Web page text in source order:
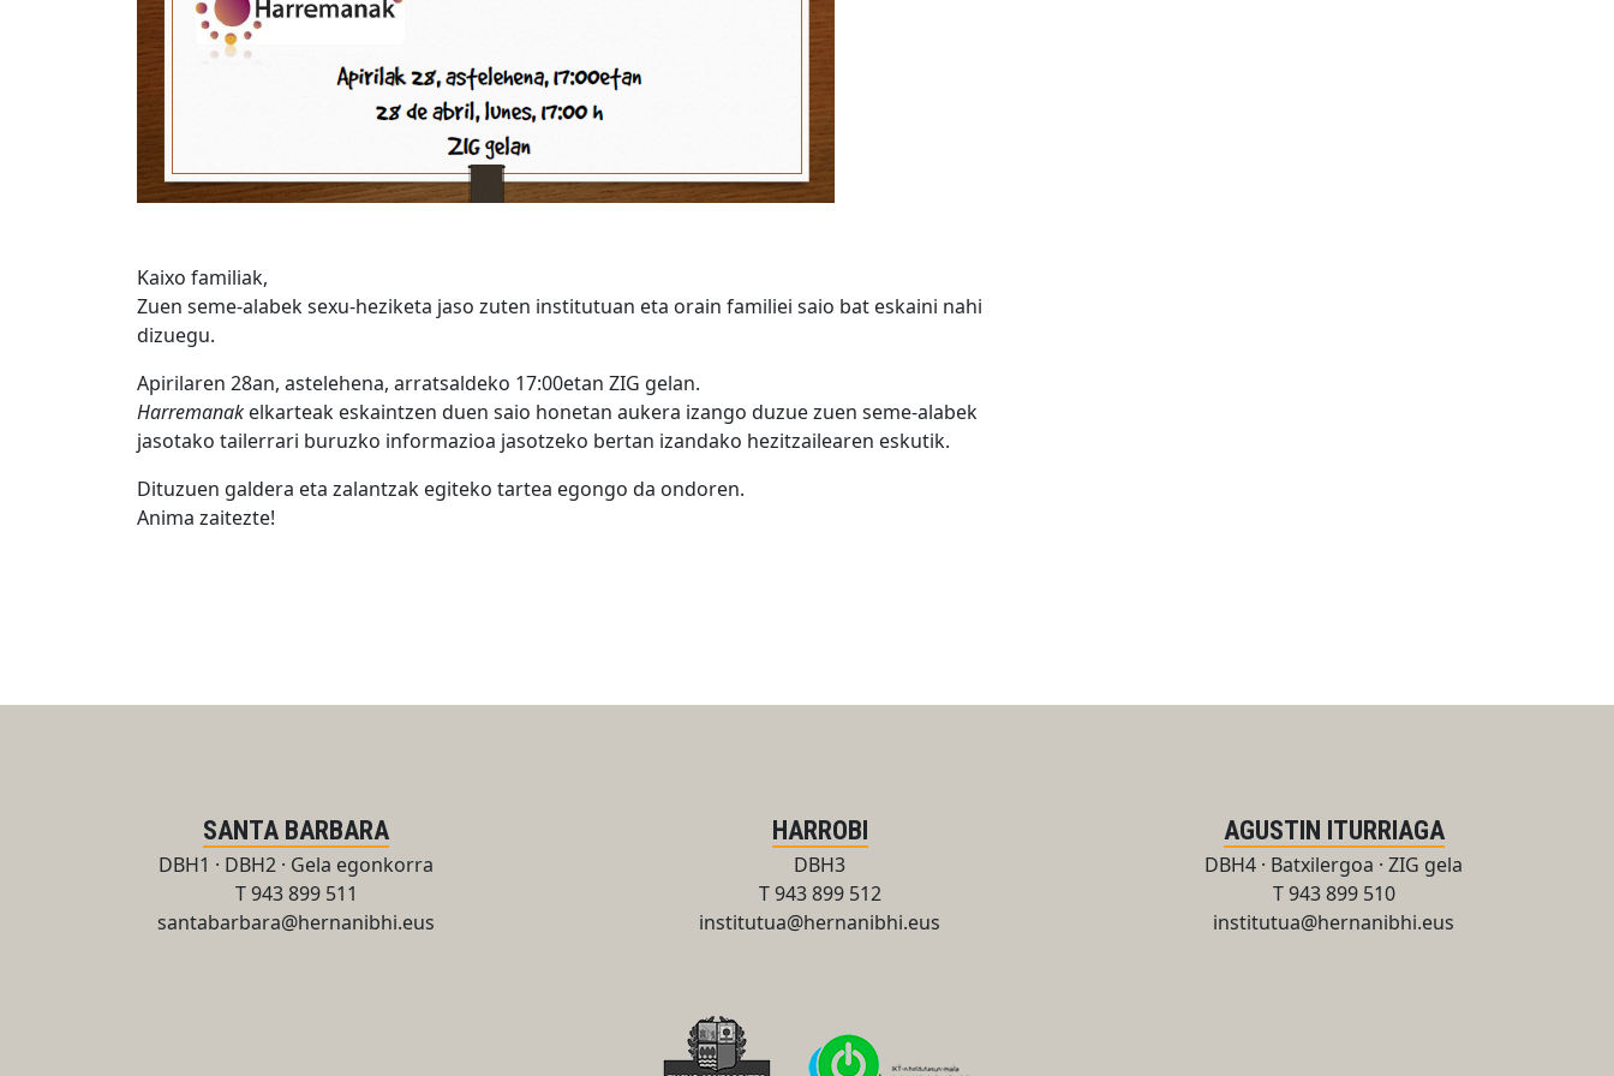
Kaixo familiak,
Zuen seme-alabek sexu-heziketa jaso zuten institutuan eta orain familiei saio bat eskaini nahi
dizuegu.
Apirilaren 28an, astelehena, arratsaldeko 17:00etan ZIG gelan.
Harremanak elkarteak eskaintzen duen saio honetan aukera izango duzue zuen seme-alabek
jasotako tailerrari buruzko informazioa jasotzeko bertan izandako hezitzailearen eskutik.
Dituzuen galdera eta zalantzak egiteko tartea egongo da ondoren.
Anima zaitezte!
SANTA BARBARA
DBH1 · DBH2 · Gela egonkorra
T 943 899 511
santabarbara@hernanibhi.eus
HARROBI
DBH3
T 943 899 512
institutua@hernanibhi.eus
AGUSTIN ITURRIAGA
DBH4 · Batxilergoa · ZIG gela
T 943 899 510
institutua@hernanibhi.eus